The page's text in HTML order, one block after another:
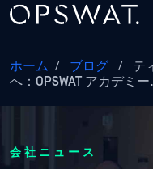
ホーム / ブログ /
テ
へ：OPSWAT アカデミ
会社ニュース